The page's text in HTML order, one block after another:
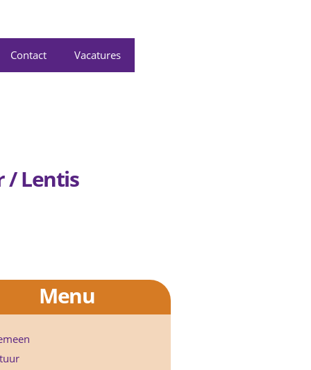
Contact Vacatures
/ Lentis
Menu